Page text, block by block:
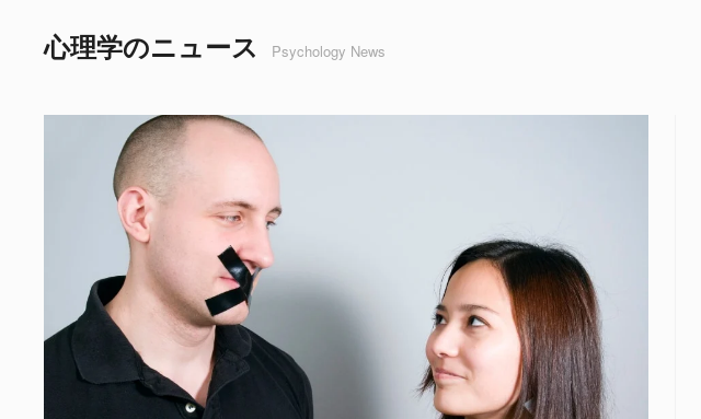
心理学のニュース Psychology News